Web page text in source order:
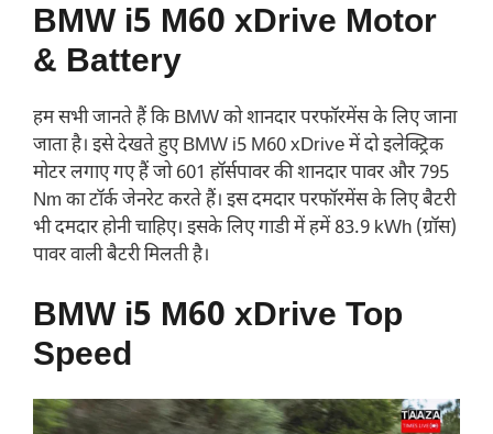
BMW i5 M60 xDrive Motor
& Battery
हम सभी जानते हैं कि BMW को शानदार परफॉरमेंस के लिए जाना
जाता है। इसे देखते हुए BMW i5 M60 xDrive में दो इलेक्ट्रिक
मोटर लगाए गए हैं जो 601 हॉर्सपावर की शानदार पावर और 795
Nm का टॉर्क जेनरेट करते हैं। इस दमदार परफॉरमेंस के लिए बैटरी
भी दमदार होनी चाहिए। इसके लिए गाडी में हमें 83.9 kWh (ग्रॉस)
पावर वाली बैटरी मिलती है।
BMW i5 M60 xDrive Top
Speed